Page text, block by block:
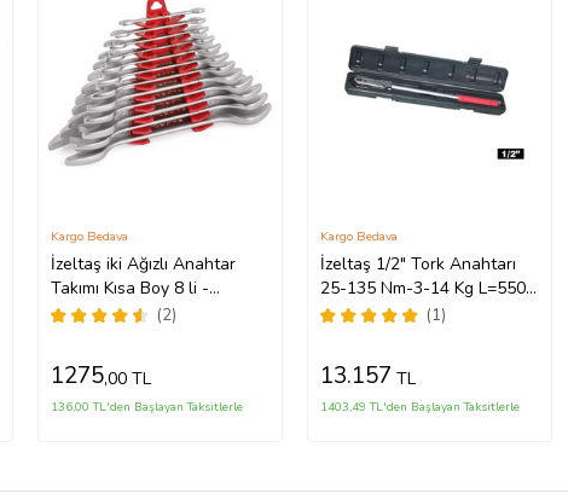
İzeltaş iki Ağızlı Anahtar
Takımı Kısa Boy 8 li -
0100002108 (2)
Kargo Bedava
1275,00 TL
136,00 TL'den Başlayan Taksitlerle
İzeltaş 1/2" Tork Anahtarı
25-135 Nm-3-14 Kg L=550-
1613061200 (1)
Kargo Bedava
13.157 TL
1403,49 TL'den Başlayan Taksitlerle